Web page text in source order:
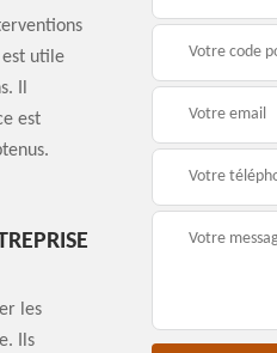
utile
Il
est
les
Ils